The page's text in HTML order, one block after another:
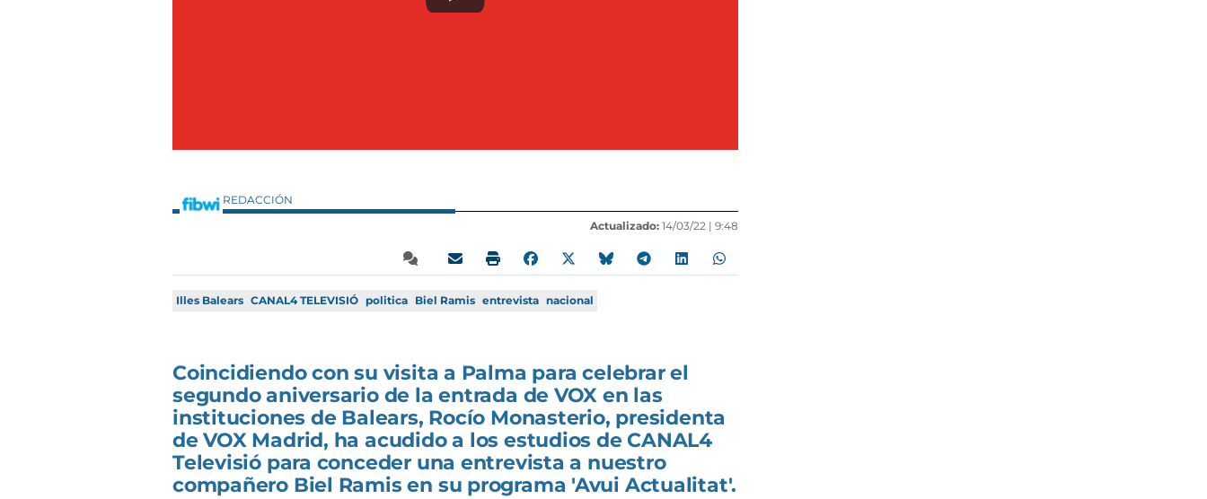
REDACCIÓN
Actualizado: 14/03/22 | 9:48
Illes Balears CANAL4 TELEVISIÓ politica Biel Ramis entrevista nacional
Coincidiendo con su visita a Palma para celebrar el
segundo aniversario de la entrada de VOX en las
instituciones de Balears, Rocío Monasterio, presidenta
de VOX Madrid, ha acudido a los estudios de CANAL4
Televisió para conceder una entrevista a nuestro
compañero Biel Ramis en su programa 'Avui Actualitat'.